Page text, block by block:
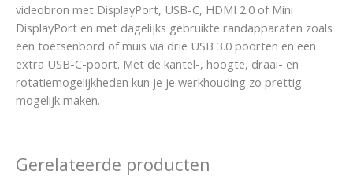
videobron met DisplayPort, USB-C, HDMI 2.0 of Mini
DisplayPort en met dagelijks gebruikte randapparaten zoals
een toetsenbord of muis via drie USB 3.0 poorten en een
extra USB-C-poort. Met de kantel-, hoogte, draai- en
rotatiemogelijkheden kun je je werkhouding zo prettig
mogelijk maken.
Gerelateerde producten